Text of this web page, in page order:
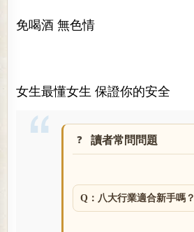
免喝酒 無色情
女生最懂女生 保證你的安全
讀者常問問題
Q：八大行業適合新手嗎？